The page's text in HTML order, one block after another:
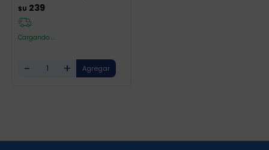
$U 239
Cargando ...
- +